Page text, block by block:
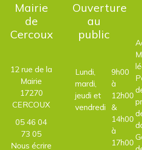
Mairie
de
Cercoux
12 rue de la
Mairie
17270
CERCOUX
05 46 04
73 05
Nous écrire
Ouverture
au
public
Lundi,
mardi,
jeudi et
vendredi
9h00
à
12h00
&
14h00
à
17h00